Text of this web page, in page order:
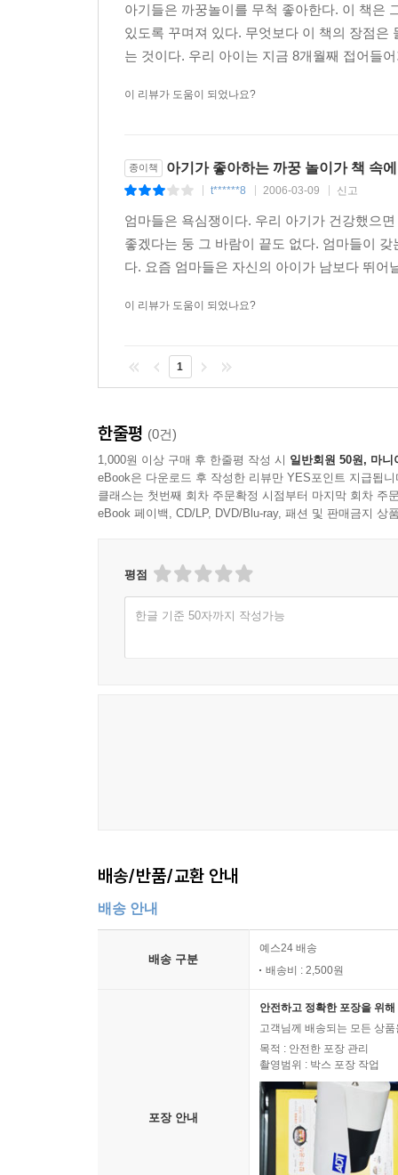
아기들은 까꿍놀이를 무척 좋아한다. 이 책은
있도록 꾸며져 있다. 무엇보다 이 책의 장점
는 것이다. 우리 아이는 지금 8개월째 접어들
이 리뷰가 도움이 되었나요?
종이책 아기가 좋아하는 까꿍 놀이가 책 속
t******8 2006-03-09 신고
엄마들은 욕심쟁이다. 우리 아기가 건강했으
좋겠다는 둥 그 바람이 끝도 없다. 엄마들이
다. 요즘 엄마들은 자신의 아이가 남보다 뛰
이 리뷰가 도움이 되었나요?
1
한줄평 (0건)
1,000원 이상 구매 후 한줄평 작성 시 일반회원 50원, 마니
eBook은 다운로드 후 작성한 리뷰만 YES포인트 지급됩니
클래스는 첫번째 회차 주문확정 시점부터 마지막 회차 주
eBook 페이백, CD/LP, DVD/Blu-ray, 패션 및 판매금지 상
평점
한글 기준 50자까지 작성가능
배송/반품/교환 안내
배송 안내
배송 구분
예스24 배송
배송비 : 2,500원
포장 안내
안전하고 정확한 포장을 위
고객님께 배송되는 모든 상
목적 : 안전한 포장 관리
촬영범위 : 박스 포장 작업